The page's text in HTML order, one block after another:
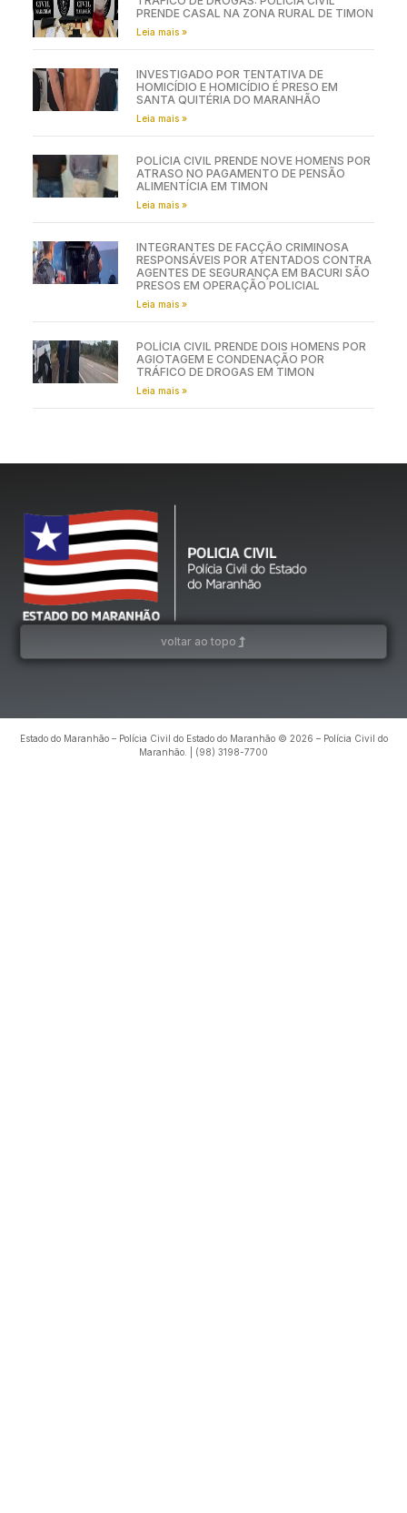
PRENDE CASAL NA ZONA RURAL DE TIMON
Leia mais »
INVESTIGADO POR TENTATIVA DE
HOMICÍDIO E HOMICÍDIO É PRESO EM
SANTA QUITÉRIA DO MARANHÃO
Leia mais »
POLÍCIA CIVIL PRENDE NOVE HOMENS POR
ATRASO NO PAGAMENTO DE PENSÃO
ALIMENTÍCIA EM TIMON
Leia mais »
INTEGRANTES DE FACÇÃO CRIMINOSA
RESPONSÁVEIS POR ATENTADOS CONTRA
AGENTES DE SEGURANÇA EM BACURI SÃO
PRESOS EM OPERAÇÃO POLICIAL
Leia mais »
POLÍCIA CIVIL PRENDE DOIS HOMENS POR
AGIOTAGEM E CONDENAÇÃO POR
TRÁFICO DE DROGAS EM TIMON
Leia mais »
voltar ao topo
Estado do Maranhão – Polícia Civil do Estado do Maranhão © 2026 – Polícia Civil do
Maranhão. | (98) 3198-7700